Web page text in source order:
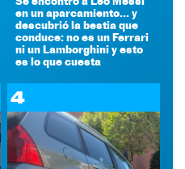
en un aparcamiento... y
descubrió la bestia que
conduce: no es un Ferrari
ni un Lamborghini y esto
es lo que cuesta
4